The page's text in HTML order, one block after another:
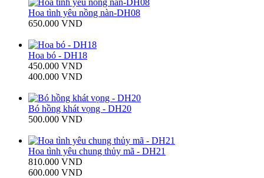
Hoa tình yêu nồng nàn-DH08
650.000 VND
Hoa bó - DH18
450.000 VND
400.000 VND
Bó hồng khát vọng - DH20
500.000 VND
Hoa tình yêu chung thủy mã - DH21
810.000 VND
600.000 VND